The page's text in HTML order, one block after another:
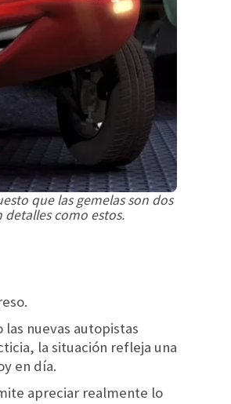
que las gemelas son dos
como estos.
nuevas autopistas
la situación refleja una
en día.
apreciar realmente lo